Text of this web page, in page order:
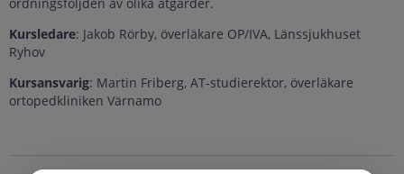
Kursledare: Jakob Rörby, överläkare OP/IVA, Länssjukhuset
Ryhov
Kursansvarig: Martin Friberg, AT-studierektor, överläkare
ortopedkliniken Värnamo